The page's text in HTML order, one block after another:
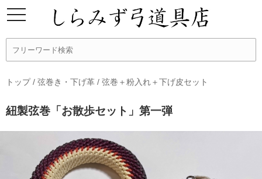
トップ/ 弦巻き・下げ革 / 弦巻＋粉入れ＋下げ皮セット
紐製弦巻「お散歩セット」第一弾